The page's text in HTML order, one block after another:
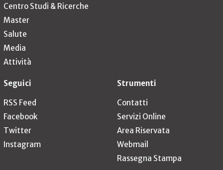
Centro Studi & Ricerche
Master
Salute
Media
Attività
Seguici
RSS Feed
Facebook
Twitter
Instagram
Strumenti
Contatti
Servizi Online
Area Riservata
Webmail
Rassegna Stampa